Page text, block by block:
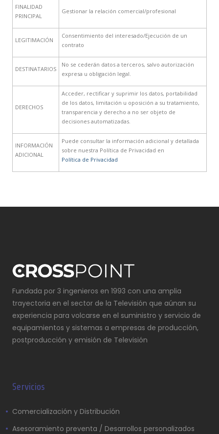
FINALIDAD
PRINCIPAL
Gestionar la relación comercial/profesional
LEGITIMACIÓN
Consentimiento del interesado/Ejecución de un
contrato
DESTINATARIOS
No se cederán datos a terceros, salvo autorización
expresa u obligación legal.
DERECHOS
Acceder, rectificar y suprimir los datos, portabilidad
de los datos, limitación u oposición a su tratamiento,
transparencia y derecho a no ser objeto de
decisiones automatizadas.
INFORMACIÓN
ADICIONAL
Puede consultar la información adicional y detallada
sobre nuestra Política de Privacidad en
Política de Privacidad
Fundada por 3 ingenieros en 1993 con una amplia
trayectoria en el sector de la Televisión que aúnan su
experiencia para volcarse en el suministro y servicio de
equipamientos y sistemas a empresas de producción,
postproducción y emisión de Televisión
Servicios
Comercialización y Distribución
Asesoramiento preventa / Desarrollos personalizados